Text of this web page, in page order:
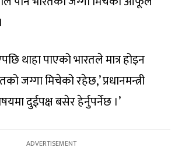
थाहा पाएको भारतले मात्र होइन
जग्गा मिचेको रहेछ,’ प्रधानमन्त्री
दुईपक्ष बसेर हेर्नुपर्नेछ ।’